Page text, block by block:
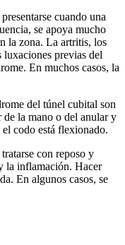
cuando una
se apoya mucho
la zona. La artritis, los
luxaciones previas del
En muchos casos, la
del túnel cubital son
la mano o del anular y
codo está flexionado.
con reposo y
la inflamación. Hacer
En algunos casos, se